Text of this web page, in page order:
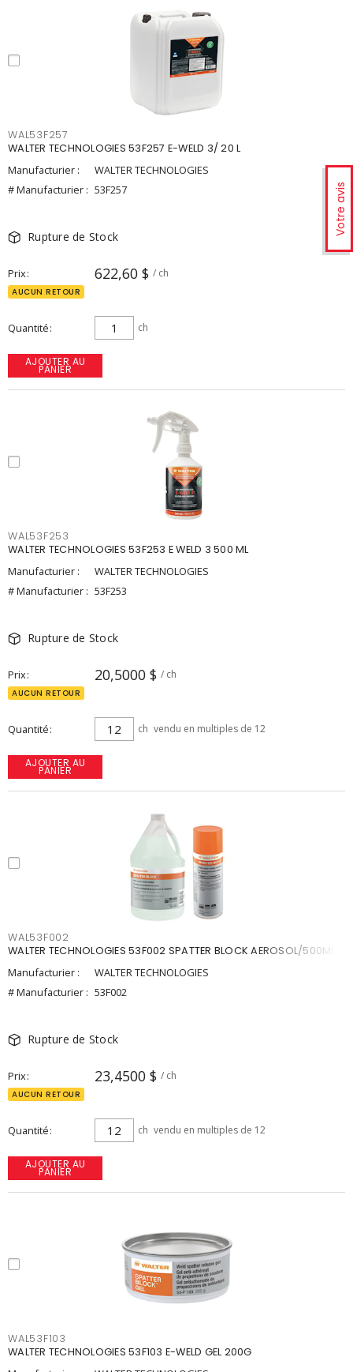
Votre avis
WAL53F257
WALTER TECHNOLOGIES 53F257 E-WELD 3/ 20 L
Manufacturier :
WALTER TECHNOLOGIES
# Manufacturier : 53F257
Rupture de Stock
Prix 622,60 $ / ch
AUCUN RETOUR
Quantité ch
AJOUTER AU
PANIER
WAL53F253
WALTER TECHNOLOGIES 53F253 E WELD 3 500 ML
Manufacturier :
WALTER TECHNOLOGIES
# Manufacturier : 53F253
Rupture de Stock
Prix 20,5000 $ / ch
AUCUN RETOUR
Quantité ch vendu en multiples de 12
AJOUTER AU
PANIER
WAL53F002
WALTER TECHNOLOGIES 53F002 SPATTER BLOCK AEROSOL/500ML
Manufacturier :
WALTER TECHNOLOGIES
# Manufacturier : 53F002
Rupture de Stock
Prix 23,4500 $ / ch
AUCUN RETOUR
Quantité ch vendu en multiples de 12
AJOUTER AU
PANIER
WAL53F103
WALTER TECHNOLOGIES 53F103 E-WELD GEL 200G